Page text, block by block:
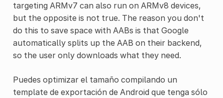
targeting ARMv7 can also run on ARMv8 devices,
but the opposite is not true. The reason you don't
do this to save space with AABs is that Google
automatically splits up the AAB on their backend,
so the user only downloads what they need.
Puedes optimizar el tamaño compilando un
template de exportación de Android que tenga sólo